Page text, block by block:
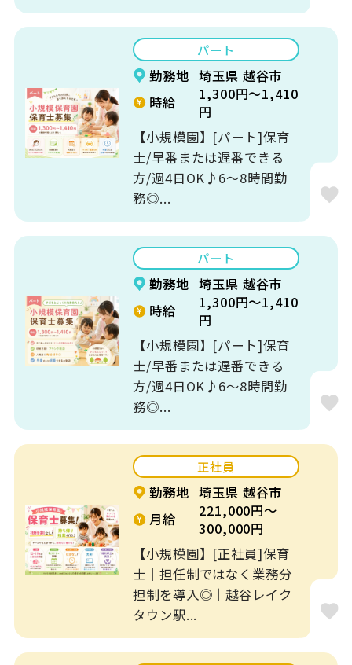
パート
勤務地 埼玉県 越谷市
時給
1,300円～1,410
円
【小規模園】[パート]保育
士/早番または遅番できる
方/週4日OK♪6～8時間勤
務◎...
パート
勤務地 埼玉県 越谷市
時給
1,300円～1,410
円
【小規模園】[パート]保育
士/早番または遅番できる
方/週4日OK♪6～8時間勤
務◎...
正社員
勤務地 埼玉県 越谷市
月給
221,000円～
300,000円
【小規模園】[正社員]保育
士｜担任制ではなく業務分
担制を導入◎｜越谷レイク
タウン駅...